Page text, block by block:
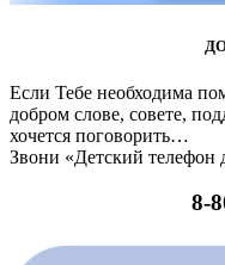
Если Тебе необходима
добром слове, совете,
хочется поговорить…
Звони «Детский телефон
8-